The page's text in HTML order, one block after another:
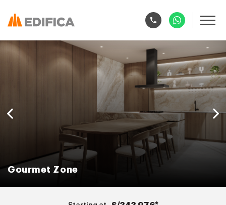
Lobby Doble Altura
Lobby Doble Altura
Gourmet Zone
BBQ Zone
Pool & Jacuzzi
Pool & Jacuzzi
Pet Spa
Bike Zone